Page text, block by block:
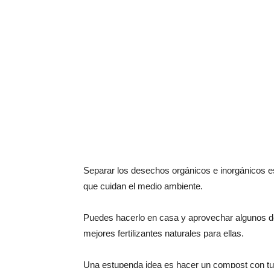
Separar los desechos orgánicos e inorgánicos
que cuidan el medio ambiente.
Puedes hacerlo en casa y aprovechar algunos
mejores fertilizantes naturales para ellas.
Una estupenda idea es hacer un compost con